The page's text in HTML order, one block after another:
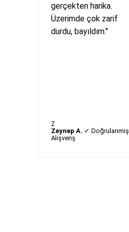
gerçekten harika.
Üzerimde çok zarif
durdu, bayıldım."
Z
Zeynep A. ✓ Doğrulanmış
Alışveriş